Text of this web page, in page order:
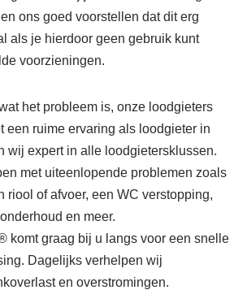
ons goed voorstellen dat dit erg
als je hierdoor geen gebruik kunt
voorzieningen.
het probleem is, onze loodgieters
een ruime ervaring als loodgieter in
wij expert in alle loodgietersklussen.
met uiteenlopende problemen zoals
riool of afvoer, een WC verstopping,
en meer.
komt graag bij u langs voor een snelle
Dagelijks verhelpen wij
en overstromingen.